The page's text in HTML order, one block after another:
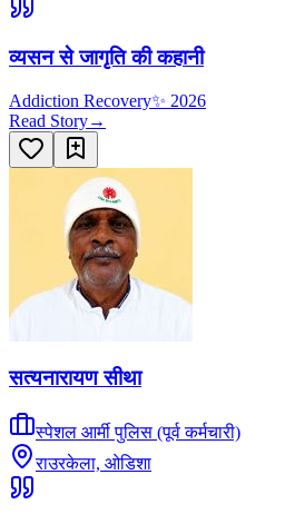
व्यसन से जागृति की कहानी
Addiction Recovery✨ 2026
Read Story→
सत्यनारायण सीथा
स्पेशल आर्मी पुलिस (पूर्व कर्मचारी)
राउरकेला, ओडिशा